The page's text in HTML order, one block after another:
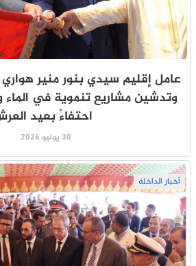
عامل إقليم سيدي بنور منير
وتدشين مشاريع تنموية في الماء
احتفاءً بعيد
30 يوليو 2026
أخبار الداخلة